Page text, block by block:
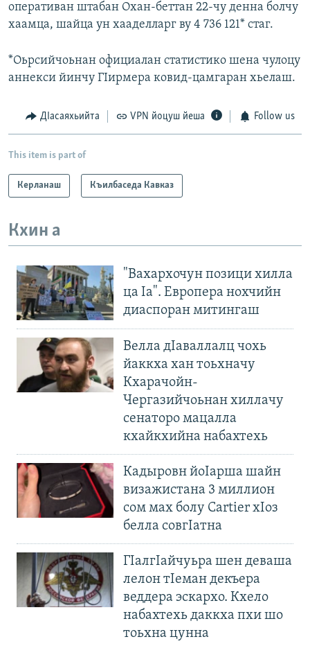
оперативан штабан Охан-беттан 22-чу денна болчу
хаамца, шайца ун хааделларг ву 4 736 121* стаг.
*Оьрсийчоьнан официалан статистико шена чулоцу
аннекси йинчу ГIирмера ковид-цамгаран хьелаш.
ДIасаяхьийта VPN йоцуш йеша Follow us
This item is part of
Керланаш Къилбаседа Кавказ
Кхин а
"Вахархочун позици хилла
ца Iа". Европера нохчийн
диаспоран митингаш
Велла дIаваллалц чохь
йаккха хан тоьхначу
Кхарачойн-
Чергазийчоьнан хиллачу
сенаторо мацалла
кхайкхийна набахтехь
Кадыровн йоIарша шайн
визажистана 3 миллион
сом мах болу Cartier хIоз
белла совгIатна
ГIалгIайчуьра шен деваша
лелон тIеман декъера
веддера эскархо. Кхело
набахтехь даккха пхи шо
тоьхна цунна